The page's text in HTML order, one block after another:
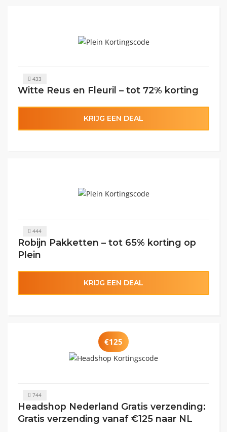
433
Witte Reus en Fleuril – tot 72% korting
KRIJG EEN DEAL
444
Robijn Pakketten – tot 65% korting op
Plein
KRIJG EEN DEAL
€125
744
Headshop Nederland Gratis verzending:
Gratis verzending vanaf €125 naar NL